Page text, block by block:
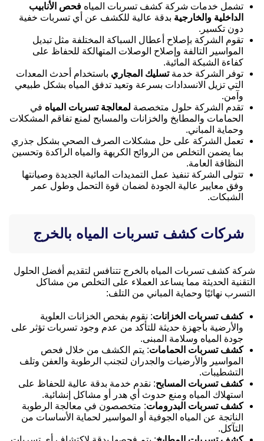
تشمل خدمات شركة كشف تسربات المياه فحص الأنابيب
الداخلية والخارجية بدقة عالية للكشف عن أي تسربات خفية
دون تكسير.
تقوم الشركة بإصلاح أعطال السباكة المختلفة مثل تبديل
المواسير التالفة وإصلاح الوصلات المتهالكة للحفاظ على
كفاءة الشبكة المائية.
توفر الشركة خدمةتسليك المجاري باستخدام أحدث المعدات
التي تزيل الانسدادات بسرعة وتعيد تدفق المياه بشكل طبيعي
وآمن.
تقدم الشركة حلول متخصصة لمعالجة تسربات المياه في
الحمامات والمطابخ والخزانات والمسابح لمنع تفاقم المشكلات
وحماية المباني.
تعمل الشركة على حل مشكلات الصرف الصحي بشكل جذري
بما يضمن التخلص من الروائح الكريهة والمياه الراكدة وتحسين
النظافة العامة.
تتولى الشركة تنفيذ عمل التمديدات المائية الجديدة وصيانتها
وفق معايير عالية الجودة لضمان قوة التحمل وطول عمر
الشبكات.
شركات كشف تسربات المياه بالخرج
شركة كشف تسربات المياه بالخرج تتنافس لتقديم أفضل الحلول
التقنية الحديثة مما يساعد العملاء على التخلص من مشاكل
التسرب نهائيًا وحماية المباني من التلف:
كشف تسربات الخزانات: نقوم بفحص الخزانات العلوية
والأرضية بأجهزة حديثة للتأكد من عدم وجود تسربات تؤثر على
جودة المياه وسلامة المبنى.
كشف تسربات الحمامات: يتم الكشف من خلال فحص
المواسير والأرضيات والجدران لتجنب الرطوبة والعفن وتلف
التشطيبات.
كشف تسربات المسابح: نقدم خدمة بدقة عالية للحفاظ على
استهلاك المياه ومنع حدوث أي هدر أو مشاكل إنشائية.
كشف تسربات البدرومات: متخصصون في معالجة الرطوبة
الناتجة عن المياه الجوفية أو المواسير لحماية الأساسات من
التآكل.